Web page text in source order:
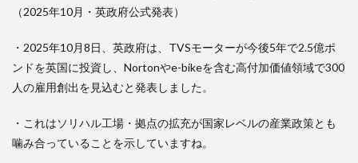
（2025年10月・英政府公式発表）
・2025年10月8日、英政府は、TVSモーターが今後5年で2.5億ポ
ンドを英国に投資し、Nortonやe-bikeを含む高付加価値領域で300
人の雇用創出を見込むと発表しました。
・これはソリハル工場・拠点の拡充が国家レベルの産業政策とも
噛み合っていることを示していますね。